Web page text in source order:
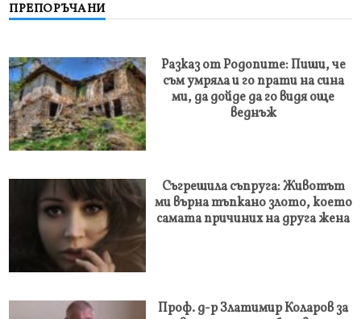
ПРЕПОРЪЧАНИ
Разказ от Родопите: Пиши, че
съм умряла и го прати на сина
ми, да дойде да го видя още
веднъж
Съгрешила съпруга: Животът
ми върна тъпкано злото, което
самата причиних на друга жена
Проф. д-р Златимир Коларов за